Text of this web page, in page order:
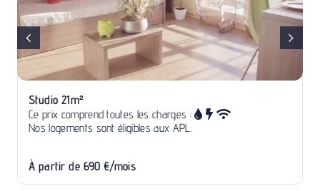
Studio 21m²
Ce prix comprend toutes les charges :
Nos logements sont éligibles aux APL.
À partir de 690 €/mois